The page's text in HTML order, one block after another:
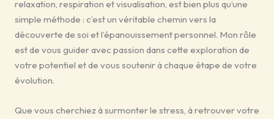
relaxation, respiration et visualisation, est bien plus qu’une
simple méthode : c’est un véritable chemin vers la
découverte de soi et l’épanouissement personnel. Mon rôle
est de vous guider avec passion dans cette exploration de
votre potentiel et de vous soutenir à chaque étape de votre
évolution.
Que vous cherchiez à surmonter le stress, à retrouver votre